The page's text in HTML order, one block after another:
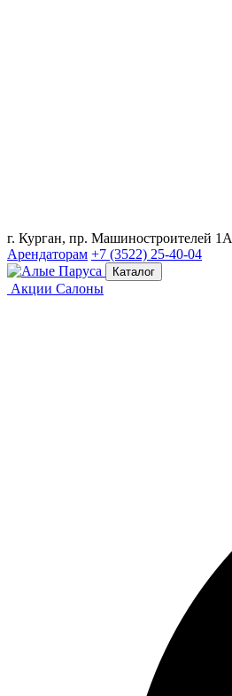
г. Курган, пр. Машиностроителей 1А
Арендаторам +7 (3522) 25-40-04
Каталог
Акции Салоны